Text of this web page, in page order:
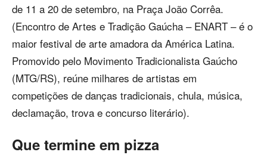
de 11 a 20 de setembro, na Praça João Corrêa.
(Encontro de Artes e Tradição Gaúcha – ENART – é o
maior festival de arte amadora da América Latina.
Promovido pelo Movimento Tradicionalista Gaúcho
(MTG/RS), reúne milhares de artistas em
competições de danças tradicionais, chula, música,
declamação, trova e concurso literário).
Que termine em pizza